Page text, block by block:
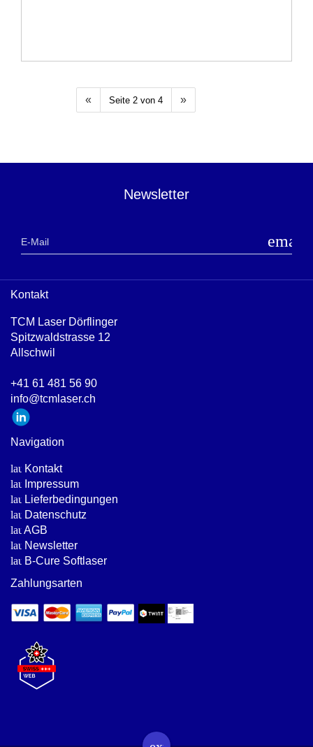
« Seite 2 von 4 »
Newsletter
E-Mail email
Kontakt
TCM Laser Dörflinger
Spitzwaldstrasse 12
Allschwil
+41 61 481 56 90
info@tcmlaser.ch
Navigation
launchKontakt
launchImpressum
launchLieferbedingungen
launchDatenschutz
launch
AGB
launchNewsletter
launchB-Cure Softlaser
Zahlungsarten